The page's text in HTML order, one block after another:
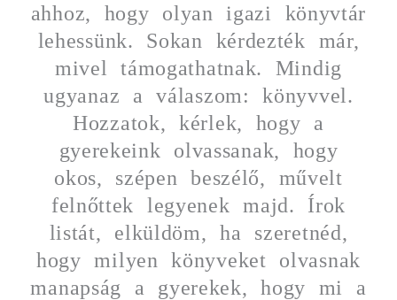
ahhoz, hogy olyan igazi könyvtár
lehessünk. Sokan kérdezték már,
mivel támogathatnak. Mindig
ugyanaz a válaszom: könyvvel.
Hozzatok, kérlek, hogy a
gyerekeink olvassanak, hogy
okos, szépen beszélő, művelt
felnőttek legyenek majd. Írok
listát, elküldöm, ha szeretnéd,
hogy milyen könyveket olvasnak
manapság a gyerekek, hogy mi a